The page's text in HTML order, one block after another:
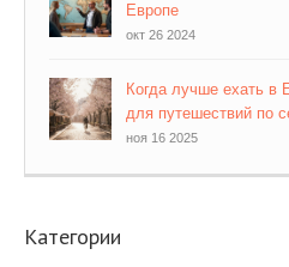
Европе
окт 26 2024
Когда лучше ехать
для путешествий по
ноя 16 2025
Категории